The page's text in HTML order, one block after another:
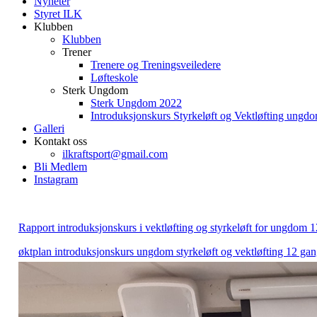
Styret ILK
Klubben
Klubben
Trener
Trenere og Treningsveiledere
Løfteskole
Sterk Ungdom
Sterk Ungdom 2022
Introduksjonskurs Styrkeløft og Vektløfting
Galleri
Kontakt oss
ilkraftsport@gmail.com
Bli Medlem
Instagram
Rapport introduksjonskurs i vektløfting og styrkeløft for ungdom
øktplan introduksjonskurs ungdom styrkeløft og vektløfting 12